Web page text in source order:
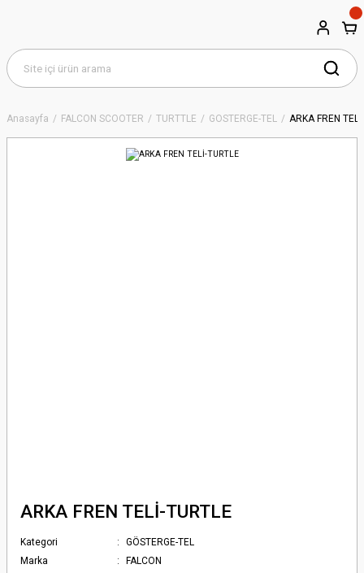
Anasayfa FALCON SCOOTER TURTTLE GÖSTERGE-TEL ARKA FREN
ARKA FREN TELİ-TURTLE
Kategori
GÖSTERGE-TEL
Marka
FALCON